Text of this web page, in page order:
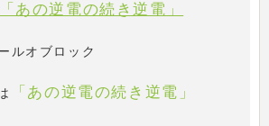
あの逆電の続き逆電」
ルオブロック
「あの逆電の続き逆電」